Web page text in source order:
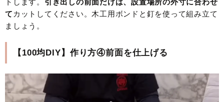
トします。 引き出しの前面だけは、設置場所の外寸に合わせ
て カットしてください。木工用ボンドと釘を使って組み立て
ましょう。
【100均DIY】作り方④前面を仕上げる